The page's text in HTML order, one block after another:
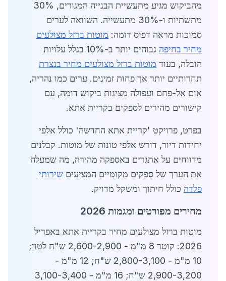
מהביקוש מגיע מתעשיית הבנייה המגורים, 30%
מתשתיות ו-30% מתעשייה. השוואה לערים
סמוכות מראה דפוס דומה: מוטות ברזל מצולעים
מחיר בחיפה
גבוהים יותר ב-10% בגלל עלויות
הובלה, בעוד מוטות ברזל מצולעים מחיר בנצרת
תחרותיים יותר אך פחות זמינים. ערים כמו נהריה,
אום אל-פחם ועפולה מציגות ביקוש דומה, עם
קישורים מהירים לספקים בקריית אתא.
בפרט, פרויקט 'קריית אתא החדשה' כולל אלפי
יחידות דיור, דורש אלפי טונות של מוטות. קבלנים
מדווחים על אתגרים באספקה מהירה, מה שמעלה
את הערך של ספקים מקומיים המציעים שירותי
פלדה כולל חיתוך ומשקל מדויק.
מחירים מפורטים ומגמות 2026
מוטות ברזל מצולעים מחיר בקריית אתא באפריל
2026: קוטר 8 מ"מ - 2,600-2,900 ש"ח לטון;
10 מ"מ - 2,800-3,100 ש"ח; 12 מ"מ -
2,900-3,200 ש"ח; 16 מ"מ - 3,100-3,400